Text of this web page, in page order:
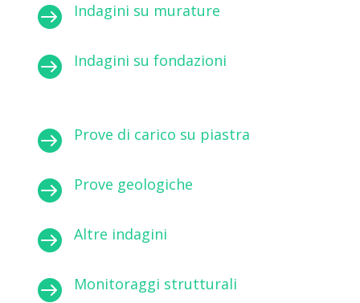
 Indagini su murature
 Indagini su fondazioni
 Prove di carico su piastra
 Prove geologiche
 Altre indagini
 Monitoraggi strutturali